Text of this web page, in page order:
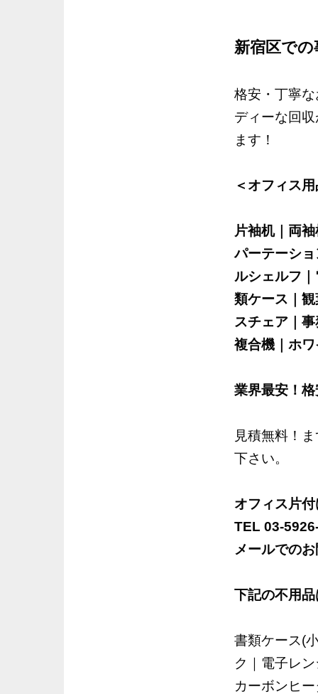
新宿区での
格安・丁寧
ディーな回
ます！
＜オフィス
片袖机｜両
パーテーシ
ルシェルフ
類ケース｜
スチェア｜
複合機｜ホ
業界最安！
見積無料！
下さい。
オフィス片
TEL 03-
メールでの
下記の不用
書類ケース(
ク｜電子レ
カーボンヒ